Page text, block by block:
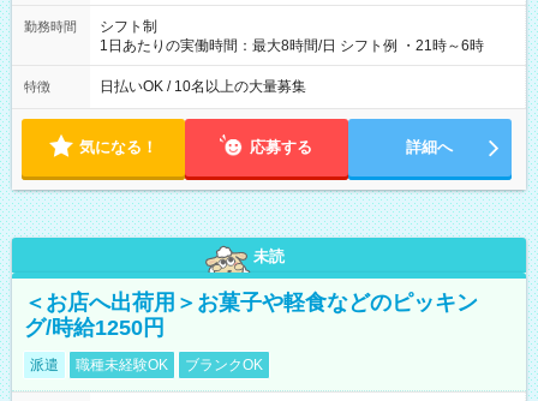
勤務時間
シフト制
1日あたりの実働時間：最大8時間/日 シフト例 ・21時～6時
特徴 日払いOK / 10名以上の大量募集
気になる！ 応募する 詳細へ
未読
＜お店へ出荷用＞お菓子や軽食などのピッキン
グ/時給1250円
派遣 職種未経験OK ブランクOK